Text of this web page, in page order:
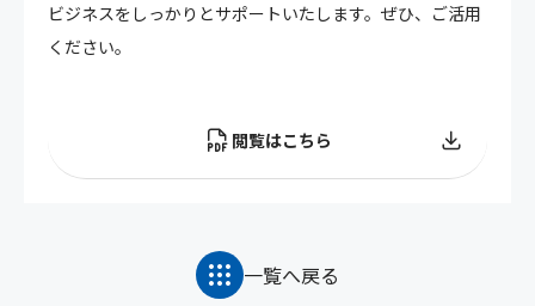
ビジネスをしっかりとサポートいたします。ぜひ、ご活用
ください。
閲覧はこちら
一覧へ戻る